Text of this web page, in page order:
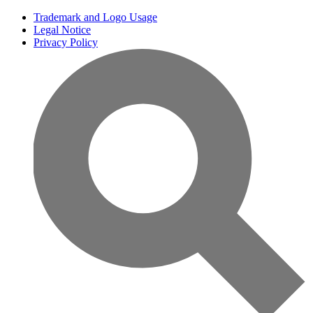
Trademark and Logo Usage
Legal Notice
Privacy Policy